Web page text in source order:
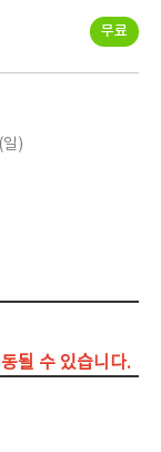
무료
)
될 수 있습니다.